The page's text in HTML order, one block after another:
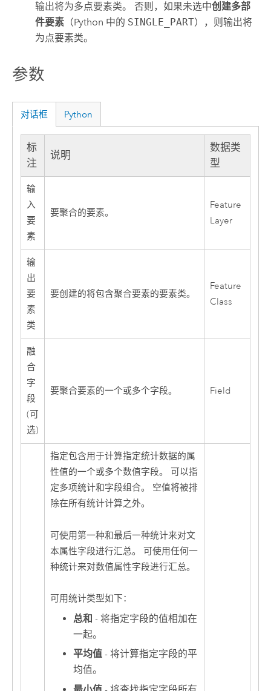
输出将为多点要素类。 否则，如果未选中创建多部
件要素 （Python 中的 SINGLE_PART），则输出将
为点要素类。
参数
对话框 Python
标
注
说明
数据类
型
输
入
要
素
要聚合的要素。
Feature
Layer
输
出
要
素
类
要创建的将包含聚合要素的要素类。
Feature
Class
融
合
字
段
(可
选)
要聚合要素的一个或多个字段。 Field
指定包含用于计算指定统计数据的属
性值的一个或多个数值字段。 可以指
定多项统计和字段组合。 空值将被排
除在所有统计计算之外。
可使用第一种和最后一种统计来对文
本属性字段进行汇总。 可使用任何一
种统计来对数值属性字段进行汇总。
可用统计类型如下：
总和 - 将指定字段的值相加在
一起。
平均值 - 将计算指定字段的平
均值。